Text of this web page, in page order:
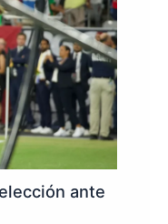
ante